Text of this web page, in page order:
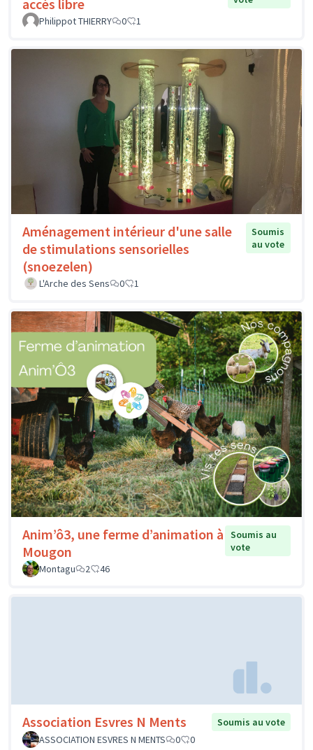
accès libre
Philippot THIERRY
0 1
Aménagement intérieur d'une salle
de stimulations sensorielles
(snoezelen)
Soumis
au vote
L'Arche des Sens 0 1
Anim’ô3, une ferme d’animation à
Mougon
Soumis au
vote
Montagu
2 46
Association Esvres N Ments
Soumis au vote
ASSOCIATION ESVRES N MENTS
0 0